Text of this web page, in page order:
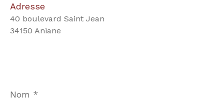
Adresse
40 boulevard Saint Jean
34150 Aniane
*